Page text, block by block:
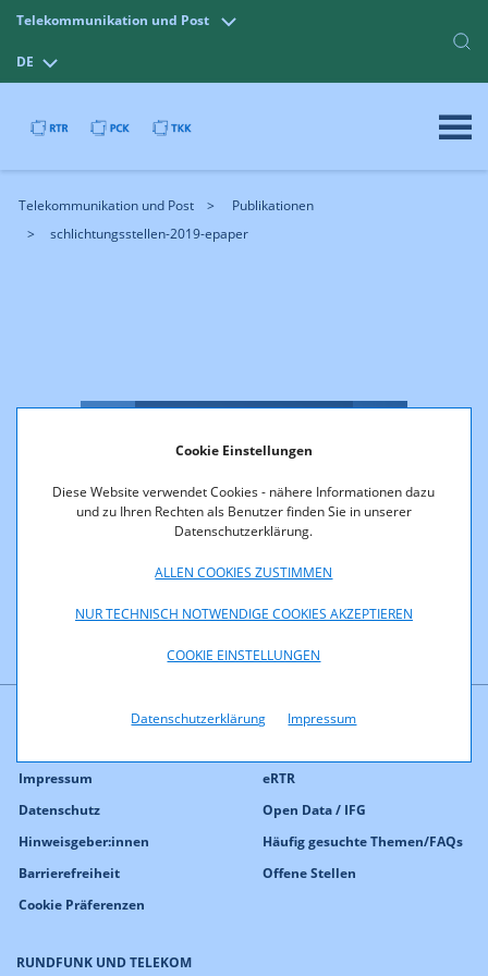
Cookie Einstellungen
Diese Website verwendet Cookies - nähere Informationen dazu
und zu Ihren Rechten als Benutzer finden Sie in unserer
Datenschutzerklärung.
ALLEN COOKIES ZUSTIMMEN
NUR TECHNISCH NOTWENDIGE COOKIES AKZEPTIEREN
COOKIE EINSTELLUNGEN
Datenschutzerklärung Impressum
Telekommunikation und Post
DE
Telekommunikation und Post
Publikationen
schlichtungsstellen-2019-epaper
RUNDFUNK UND TELEKOM
Impressum
Datenschutz
Hinweisgeber:innen
Barrierefreiheit
Cookie Präferenzen
eRTR
Open Data / IFG
Häufig gesuchte Themen/FAQs
Offene Stellen